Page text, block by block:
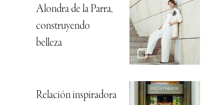
Alondra de la Parra,
construyendo
belleza
Relación inspiradora